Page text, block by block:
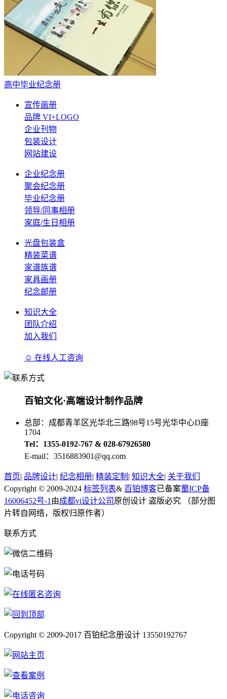
高中毕业纪念册
宣传画册
品牌 VI+LOGO
企业刊物
包装设计
网站建设
企业纪念册
聚会纪念册
毕业纪念册
领导/同事相册
家庭/生日相册
光盘包装盒
精装菜谱
家谱族谱
家具画册
纪念邮册
知识大全
团队介绍
加入我们
☺ 在线人工咨询
百铂文化·高端设计制作品牌
总部：成都青羊区光华北三路98号15号光华中心D座
1704
Tel：1355-0192-767 & 028-67926580
E-mail：3516883901@qq.com
首页| 品牌设计| 纪念相册| 精装定制 | 知识大全| 关于我们
Copyright © 2009-2024 标签列表& 百铂博客已备案蜀ICP备
16006452号-1 由成都vi设计公司 原创设计 盗版必究 （部分图
片转自网络，版权归原作者）
联系方式
Copyright © 2009-2017 百铂纪念册设计 13550192767